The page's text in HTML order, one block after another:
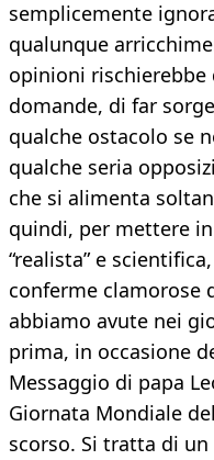
semplicemente
qualunque
opinioni
domande, di far
qualche ostacolo se
qualche seria
che si alimenta
quindi, per mettere
“realista” e
conferme clamorose
abbiamo avute nei
prima, in occasione
Messaggio di papa
Giornata Mondiale
scorso. Si tratta di